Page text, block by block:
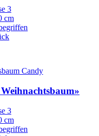
3
cm
3
cm